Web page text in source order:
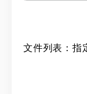
文件列表：指